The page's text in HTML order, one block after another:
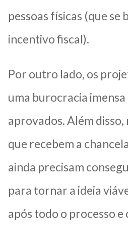
pessoas físicas (que se
incentivo fiscal).
Por outro lado, os
uma burocracia imensa
aprovados. Além disso,
que recebem a
ainda precisam
para tornar a ideia
após todo o processo